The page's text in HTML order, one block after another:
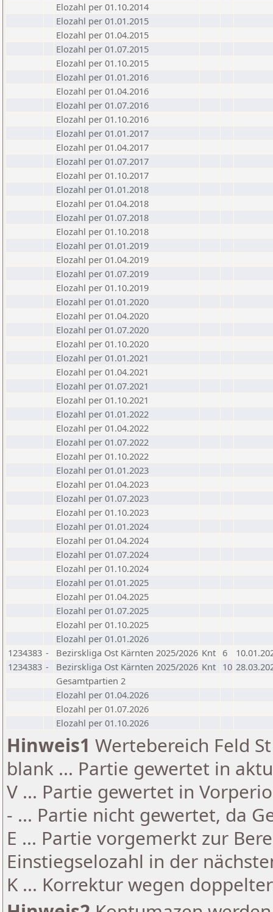
Elozahl per 01.10.2014
Elozahl per 01.01.2015
Elozahl per 01.04.2015
Elozahl per 01.07.2015
Elozahl per 01.10.2015
Elozahl per 01.01.2016
Elozahl per 01.04.2016
Elozahl per 01.07.2016
Elozahl per 01.10.2016
Elozahl per 01.01.2017
Elozahl per 01.04.2017
Elozahl per 01.07.2017
Elozahl per 01.10.2017
Elozahl per 01.01.2018
Elozahl per 01.04.2018
Elozahl per 01.07.2018
Elozahl per 01.10.2018
Elozahl per 01.01.2019
Elozahl per 01.04.2019
Elozahl per 01.07.2019
Elozahl per 01.10.2019
Elozahl per 01.01.2020
Elozahl per 01.04.2020
Elozahl per 01.07.2020
Elozahl per 01.10.2020
Elozahl per 01.01.2021
Elozahl per 01.04.2021
Elozahl per 01.07.2021
Elozahl per 01.10.2021
Elozahl per 01.01.2022
Elozahl per 01.04.2022
Elozahl per 01.07.2022
Elozahl per 01.10.2022
Elozahl per 01.01.2023
Elozahl per 01.04.2023
Elozahl per 01.07.2023
Elozahl per 01.10.2023
Elozahl per 01.01.2024
Elozahl per 01.04.2024
Elozahl per 01.07.2024
Elozahl per 01.10.2024
Elozahl per 01.01.2025
Elozahl per 01.04.2025
Elozahl per 01.07.2025
Elozahl per 01.10.2025
Elozahl per 01.01.2026
1234383 - Bezirskliga Ost Kärnten 2025/2026 Knt 6
1234383 - Bezirskliga Ost Kärnten 2025/2026 Knt 10
Gesamtpartien 2
Elozahl per 01.04.2026
Elozahl per 01.07.2026
Elozahl per 01.10.2026
Hinweis1 Wertebereich Feld
blank ... Partie gewertet in
V ... Partie gewertet in
- ... Partie nicht gewertet, da
E ... Partie vorgemerkt zur
Einstiegselozahl in der
K ... Korrektur wegen